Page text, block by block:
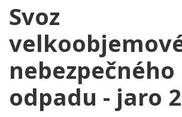
Svoz
nebezpečného
odpadu - jaro